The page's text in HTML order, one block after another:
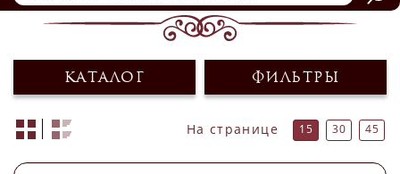
КАТАЛОГ ФИЛЬТРЫ
На странице 15 30 45